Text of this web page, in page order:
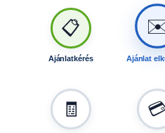
📋
Ajánlatkérés Ajánlat
🧾